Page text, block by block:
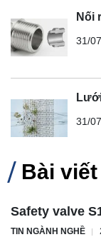
Nối
31/
31/
Bài
Safety valve
TIN NGÀNH NGHỀ